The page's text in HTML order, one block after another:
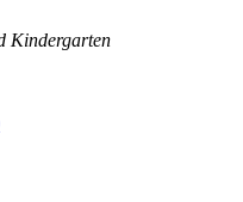
Kindergarten